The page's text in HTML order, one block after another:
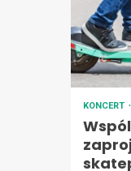
KONCERT